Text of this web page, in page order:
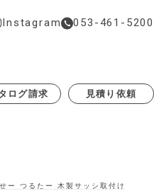
ログ請求 見積り依頼
Instagram 053-461-5200
つるた 木製サッシ取付け